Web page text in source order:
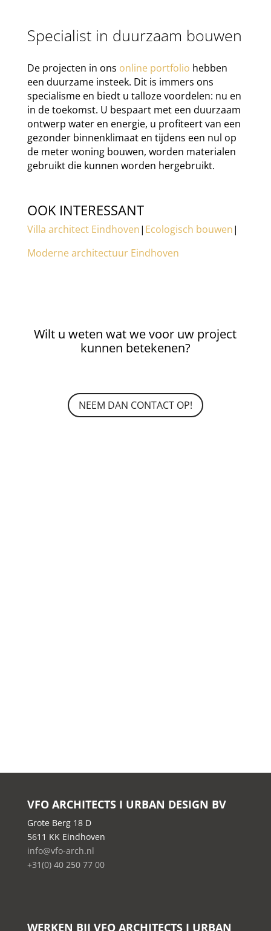
Specialist in duurzaam bouwen
De projecten in ons online portfolio hebben
een duurzame insteek. Dit is immers ons
specialisme en biedt u talloze voordelen: nu en
in de toekomst. U bespaart met een duurzaam
ontwerp water en energie, u profiteert van een
gezonder binnenklimaat en tijdens een nul op
de meter woning bouwen, worden materialen
gebruikt die kunnen worden hergebruikt.
OOK INTERESSANT
Villa architect Eindhoven| Ecologisch bouwen|
Moderne architectuur Eindhoven
Wilt u weten wat we voor uw project
kunnen betekenen?
NEEM DAN CONTACT OP!
VFO ARCHITECTS I URBAN DESIGN BV
Grote Berg 18 D
5611 KK Eindhoven
info@vfo-arch.nl
+31(0) 40 250 77 00
WERKEN BIJ VFO ARCHITECTS I URBAN